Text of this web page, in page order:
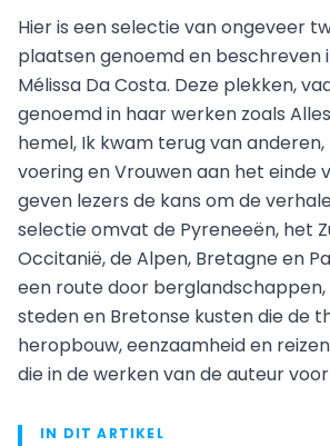
Hier is een selectie van ongeveer
plaatsen genoemd en beschreven
Mélissa Da Costa. Deze plekken,
genoemd in haar werken zoals
hemel, Ik kwam terug van
voering en Vrouwen aan het einde
geven lezers de kans om de
selectie omvat de Pyreneeën, het
Occitanië, de Alpen, Bretagne en
een route door
steden en Bretonse kusten die de
heropbouw, eenzaamheid en
die in de werken van de auteur
IN DIT ARTIKEL